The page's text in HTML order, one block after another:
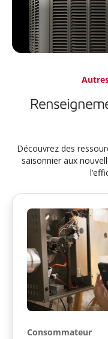
Découvrez des
saisonnier aux
Consommateur